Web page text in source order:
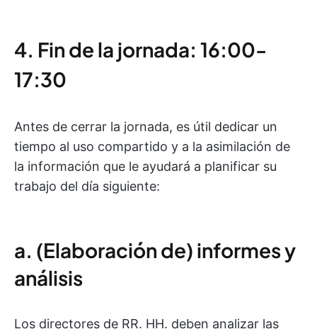
4. Fin de la jornada: 16:00-
17:30
Antes de cerrar la jornada, es útil dedicar un
tiempo al uso compartido y a la asimilación de
la información que le ayudará a planificar su
trabajo del día siguiente:
a. (Elaboración de) informes y
análisis
Los directores de RR. HH. deben analizar las